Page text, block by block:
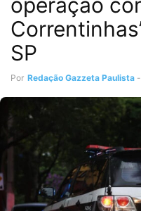
SP
Por Redação Gazzeta Paulista -